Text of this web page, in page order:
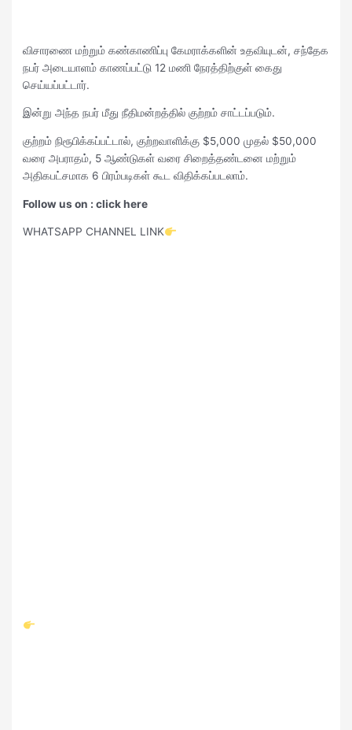
விசாரணை மற்றும் கண்காணிப்பு கேமராக்களின் உதவியுடன், சந்தேக
நபர் அடையாளம் காணப்பட்டு 12 மணி நேரத்திற்குள் கைது
செய்யப்பட்டார்.
இன்று அந்த நபர் மீது நீதிமன்றத்தில் குற்றம் சாட்டப்படும்.
குற்றம் நிரூபிக்கப்பட்டால், குற்றவாளிக்கு $5,000 முதல் $50,000
வரை அபராதம், 5 ஆண்டுகள் வரை சிறைத்தண்டனை மற்றும்
அதிகபட்சமாக 6 பிரம்படிகள் கூட விதிக்கப்படலாம்.
Follow us on : click here
WHATSAPP CHANNEL LINK